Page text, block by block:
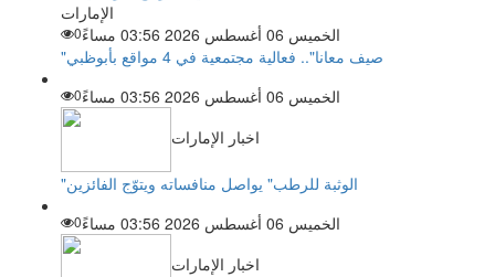
الإمارات
الخميس 06 أغسطس 2026 03:56 مساءً
0
"صيف معانا".. فعالية مجتمعية في 4 مواقع بأبوظبي
الخميس 06 أغسطس 2026 03:56 مساءً
0
اخبار الإمارات
"الوثبة للرطب" يواصل منافساته ويتوّج الفائزين
الخميس 06 أغسطس 2026 03:56 مساءً
0
اخبار الإمارات